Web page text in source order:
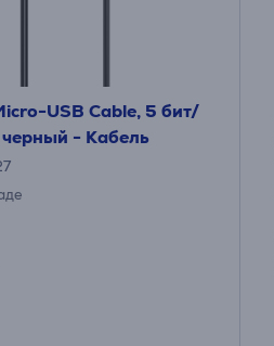
USB Cable, 5 бит/
черный - Кабель